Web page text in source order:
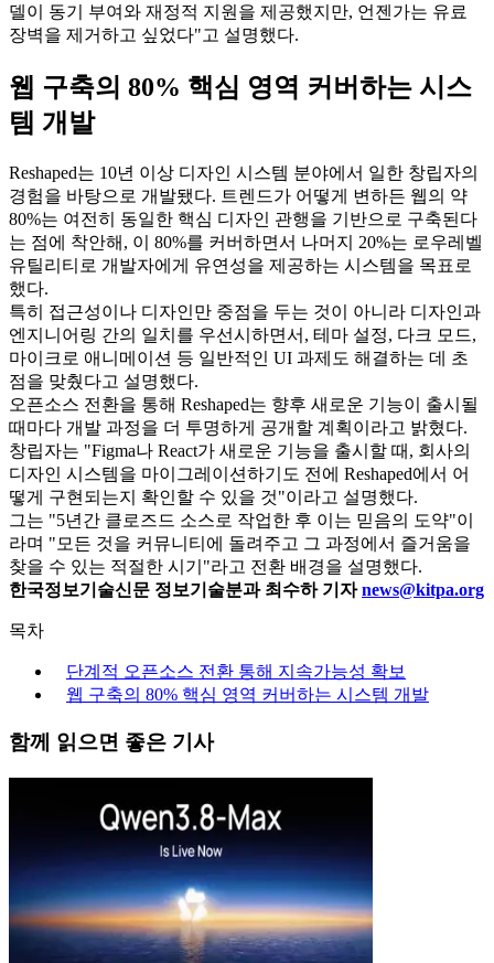
델이 동기 부여와 재정적 지원을 제공했지만, 언젠가는 유료
장벽을 제거하고 싶었다"고 설명했다.
웹 구축의 80% 핵심 영역 커버하는 시스
템 개발
Reshaped는 10년 이상 디자인 시스템 분야에서 일한 창립자의
경험을 바탕으로 개발됐다. 트렌드가 어떻게 변하든 웹의 약
80%는 여전히 동일한 핵심 디자인 관행을 기반으로 구축된다
는 점에 착안해, 이 80%를 커버하면서 나머지 20%는 로우레벨
유틸리티로 개발자에게 유연성을 제공하는 시스템을 목표로
했다.
특히 접근성이나 디자인만 중점을 두는 것이 아니라 디자인과
엔지니어링 간의 일치를 우선시하면서, 테마 설정, 다크 모드,
마이크로 애니메이션 등 일반적인 UI 과제도 해결하는 데 초
점을 맞췄다고 설명했다.
오픈소스 전환을 통해 Reshaped는 향후 새로운 기능이 출시될
때마다 개발 과정을 더 투명하게 공개할 계획이라고 밝혔다.
창립자는 "Figma나 React가 새로운 기능을 출시할 때, 회사의
디자인 시스템을 마이그레이션하기도 전에 Reshaped에서 어
떻게 구현되는지 확인할 수 있을 것"이라고 설명했다.
그는 "5년간 클로즈드 소스로 작업한 후 이는 믿음의 도약"이
라며 "모든 것을 커뮤니티에 돌려주고 그 과정에서 즐거움을
찾을 수 있는 적절한 시기"라고 전환 배경을 설명했다.
한국정보기술신문 정보기술분과 최수하 기자news@kitpa.org
목차
단계적 오픈소스 전환 통해 지속가능성 확보
웹 구축의 80% 핵심 영역 커버하는 시스템 개발
함께 읽으면 좋은 기사